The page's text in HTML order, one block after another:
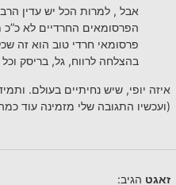
אבל , למרות הכל יש עדין
הפרסומאים החרדיים לא כ”כ
פרסומאי חרדי טוב הוא זה
בהצלחה לרווח, גל, בריסק
איזה יופי, שיש נחיתיים בעולם.
(ועכשיו התגובה שלי מזמינה עוד
זאגט הגיב: